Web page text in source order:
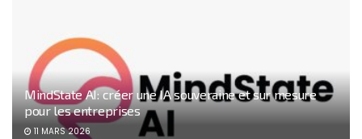
MindState AI: créer une IA souveraine et sur mesure
pour les entreprises
11 MARS 2026